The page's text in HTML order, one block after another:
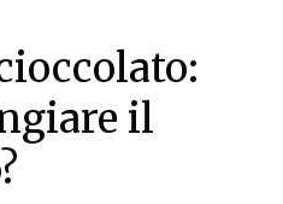
il